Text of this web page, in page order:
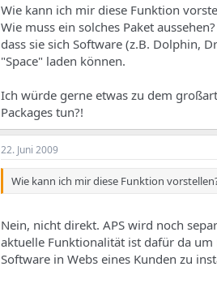
Wie kann ich mir diese Funktion
Wie muss ein solches Paket
dass sie sich Software (z.B. Dolphin,
"Space" laden können.
Ich würde gerne etwas zu dem
Packages tun?!
22. Juni 2009
Wie kann ich mir diese Funktion
Nein, nicht direkt. APS wird noch
aktuelle Funktionalität ist dafür da
Software in Webs eines Kunden zu